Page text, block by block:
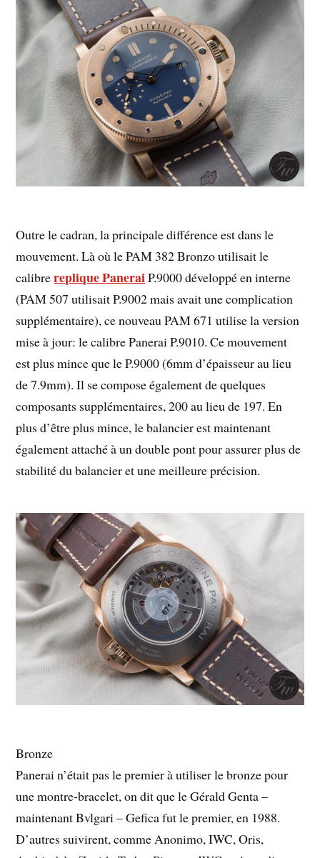
Outre le cadran, la principale différence est dans le
mouvement. Là où le PAM 382 Bronzo utilisait le
calibrereplique PaneraiP.9000 développé en interne
(PAM 507 utilisait P.9002 mais avait une complication
supplémentaire), ce nouveau PAM 671 utilise la version
mise à jour: le calibre Panerai P.9010. Ce mouvement
est plus mince que le P.9000 (6mm d’épaisseur au lieu
de 7.9mm). Il se compose également de quelques
composants supplémentaires, 200 au lieu de 197. En
plus d’être plus mince, le balancier est maintenant
également attaché à un double pont pour assurer plus de
stabilité du balancier et une meilleure précision.
Bronze
Panerai n’était pas le premier à utiliser le bronze pour
une montre-bracelet, on dit que le Gérald Genta –
maintenant Bvlgari – Gefica fut le premier, en 1988.
D’autres suivirent, comme Anonimo, IWC, Oris,